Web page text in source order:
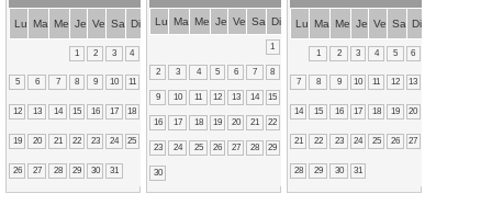
Lu Ma Me Je Ve Sa Di
1 2 3 4
5 6 7 8 9 10 11
12 13 14 15 16 17 18
19 20 21 22 23 24 25
26 27 28 29 30 31
Lu Ma Me Je Ve Sa Di
1
2 3 4 5 6 7 8
9 10 11 12 13 14 15
16 17 18 19 20 21 22
23 24 25 26 27 28 29
30
Lu Ma Me Je Ve Sa Di
1 2 3 4 5 6
7 8 9 10 11 12 13
14 15 16 17 18 19 20
21 22 23 24 25 26 27
28 29 30 31